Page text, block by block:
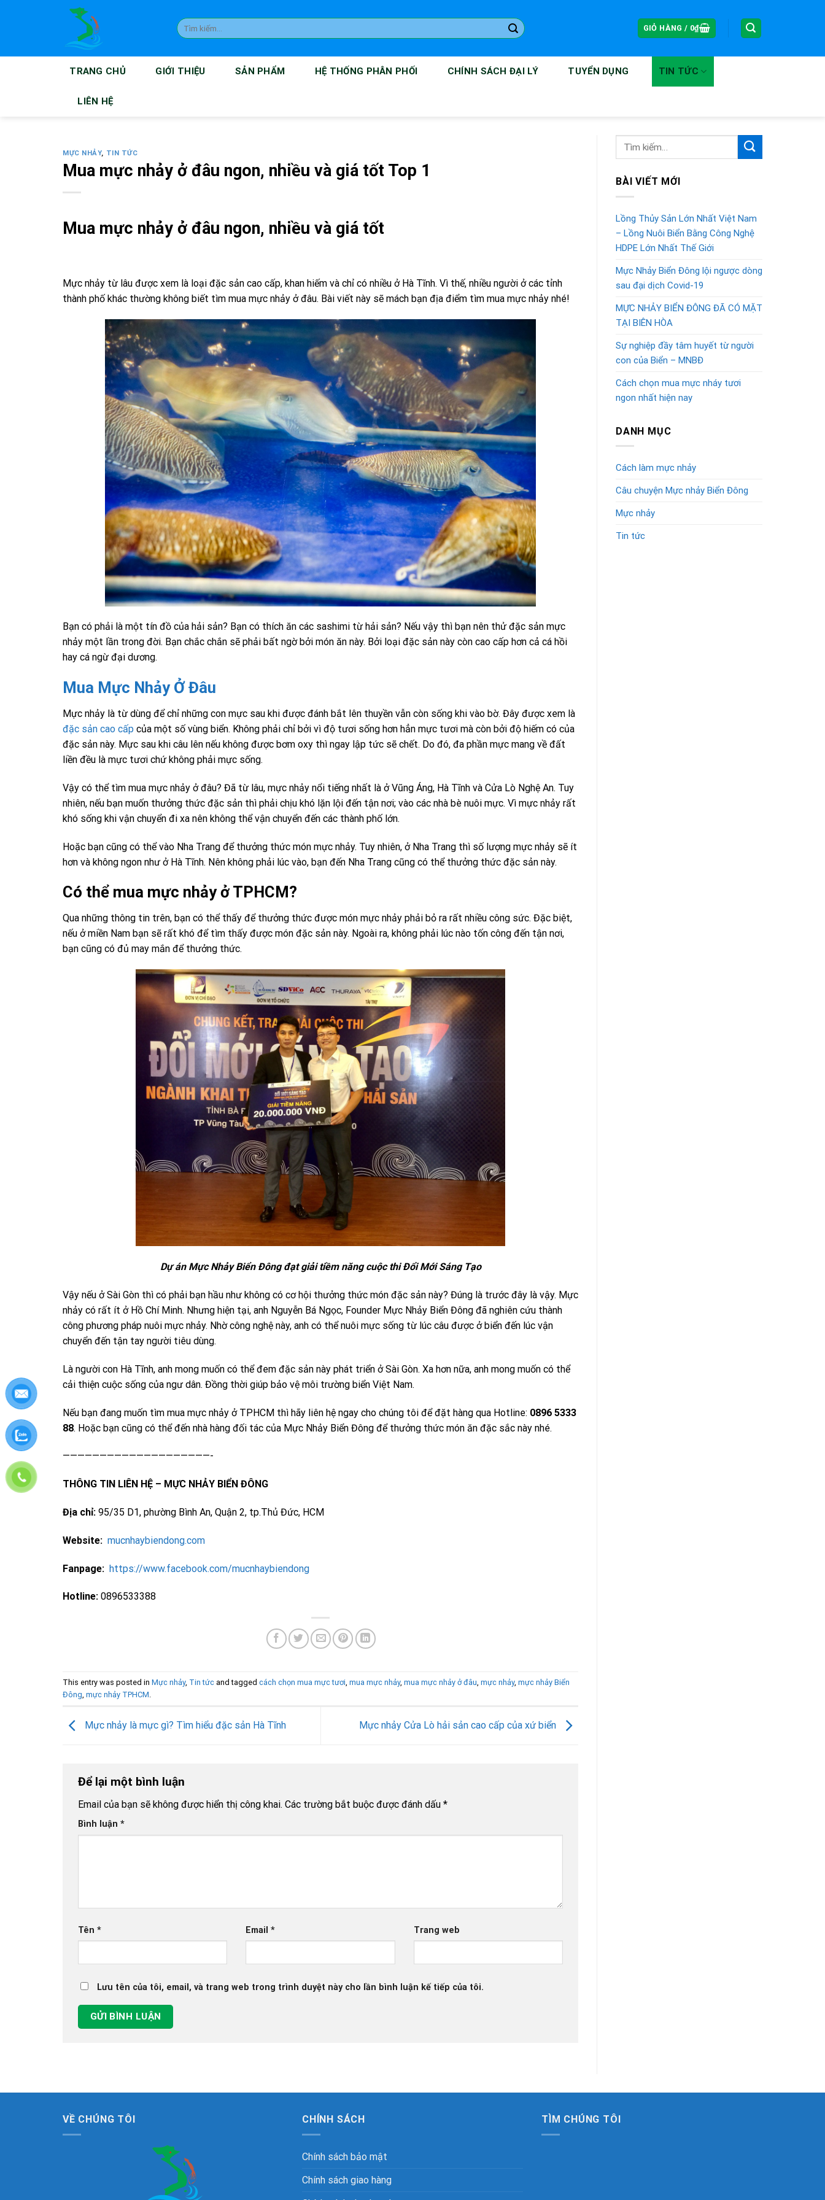
Tìm
kiếm:
GIỎ HÀNG / 0₫
TRANG CHỦ GIỚI THIỆU SẢN PHẨM HỆ THỐNG PHÂN PHỐI CHÍNH SÁCH ĐẠI LÝ TUYỂN DỤNG TIN TỨC
LIÊN HỆ
MỰC NHẢY, TIN TỨC
Mua mực nhảy ở đâu ngon, nhiều và giá tốt Top 1
Mua mực nhảy ở đâu ngon, nhiều và giá tốt
Mực nhảy từ lâu được xem là loại đặc sản cao cấp, khan hiếm và chỉ có nhiều ở Hà Tĩnh. Vì thế, nhiều người ở các tỉnh
thành phố khác thường không biết tìm mua mực nhảy ở đâu. Bài viết này sẽ mách bạn địa điểm tìm mua mực nhảy nhé!
Bạn có phải là một tín đồ của hải sản? Bạn có thích ăn các sashimi từ hải sản? Nếu vậy thì bạn nên thử đặc sản mực
nhảy một lần trong đời. Bạn chắc chắn sẽ phải bất ngờ bởi món ăn này. Bởi loại đặc sản này còn cao cấp hơn cả cá hồi
hay cá ngừ đại dương.
Mua Mực Nhảy Ở Đâu
Mực nhảy là từ dùng để chỉ những con mực sau khi được đánh bắt lên thuyền vẫn còn sống khi vào bờ. Đây được xem là
đặc sản cao cấp của một số vùng biển. Không phải chỉ bởi vì độ tươi sống hơn hẳn mực tươi mà còn bởi độ hiếm có của
đặc sản này. Mực sau khi câu lên nếu không được bơm oxy thì ngay lập tức sẽ chết. Do đó, đa phần mực mang về đất
liền đều là mực tươi chứ không phải mực sống.
Vậy có thể tìm mua mực nhảy ở đâu? Đã từ lâu, mực nhảy nổi tiếng nhất là ở Vũng Áng, Hà Tĩnh và Cửa Lò Nghệ An. Tuy
nhiên, nếu bạn muốn thưởng thức đặc sản thì phải chịu khó lặn lội đến tận nơi; vào các nhà bè nuôi mực. Vì mực nhảy rất
khó sống khi vận chuyển đi xa nên không thể vận chuyển đến các thành phố lớn.
Hoặc bạn cũng có thể vào Nha Trang để thưởng thức món mực nhảy. Tuy nhiên, ở Nha Trang thì số lượng mực nhảy sẽ ít
hơn và không ngon như ở Hà Tĩnh. Nên không phải lúc vào, bạn đến Nha Trang cũng có thể thưởng thức đặc sản này.
Có thể mua mực nhảy ở TPHCM?
Qua những thông tin trên, bạn có thể thấy để thưởng thức được món mực nhảy phải bỏ ra rất nhiều công sức. Đặc biệt,
nếu ở miền Nam bạn sẽ rất khó để tìm thấy được món đặc sản này. Ngoài ra, không phải lúc nào tốn công đến tận nơi,
bạn cũng có đủ may mắn để thưởng thức.
Dự án Mực Nhảy Biển Đông đạt giải tiềm năng cuộc thi Đổi Mới Sáng Tạo
Vậy nếu ở Sài Gòn thì có phải bạn hầu như không có cơ hội thưởng thức món đặc sản này? Đúng là trước đây là vậy. Mực
nhảy có rất ít ở Hồ Chí Minh. Nhưng hiện tại, anh Nguyễn Bá Ngọc, Founder Mực Nhảy Biển Đông đã nghiên cứu thành
công phương pháp nuôi mực nhảy. Nhờ công nghệ này, anh có thể nuôi mực sống từ lúc câu được ở biển đến lúc vận
chuyển đến tận tay người tiêu dùng.
Là người con Hà Tĩnh, anh mong muốn có thể đem đặc sản này phát triển ở Sài Gòn. Xa hơn nữa, anh mong muốn có thể
cải thiện cuộc sống của ngư dân. Đồng thời giúp bảo vệ môi trường biển Việt Nam.
Nếu bạn đang muốn tìm mua mực nhảy ở TPHCM thì hãy liên hệ ngay cho chúng tôi để đặt hàng qua Hotline: 0896 5333
88. Hoặc bạn cũng có thể đến nhà hàng đối tác của Mực Nhảy Biển Đông để thưởng thức món ăn đặc sắc này nhé.
————————————————————-
THÔNG TIN LIÊN HỆ – MỰC NHẢY BIỂN ĐÔNG
Địa chỉ: 95/35 D1, phường Bình An, Quận 2, tp.Thủ Đức, HCM
Website: mucnhaybiendong.com
Fanpage: https://www.facebook.com/mucnhaybiendong
Hotline: 0896533388
This entry was posted in Mực nhảy, Tin tức and tagged cách chọn mua mực tươi mua mực nhảy, mua mực nhảy ở đâu mực nhảy, mực nhảy Biển
Đông mực nhảy TPHCM
Mực nhảy là mực gì? Tìm hiểu đặc sản Hà Tĩnh Mực nhảy Cửa Lò hải sản cao cấp của xứ biển
Để lại một bình luận
Email của bạn sẽ không được hiển thị công khai. Các trường bắt buộc được đánh dấu *
Bình luận *
Tên * Email* Trang web
Lưu tên của tôi, email, và trang web trong trình duyệt này cho lần bình luận kế tiếp của tôi.
BÀI VIẾT MỚI
Lồng Thủy Sản Lớn Nhất Việt Nam
– Lồng Nuôi Biển Bằng Công Nghệ
HDPE Lớn Nhất Thế Giới
Mực Nhảy Biển Đông lội ngược dòng
sau đại dịch Covid-19
MỰC NHẢY BIỂN ĐÔNG ĐÃ CÓ MẶT
TẠI BIÊN HÒA
Sự nghiệp đầy tâm huyết từ người
con của Biển – MNBĐ
Cách chọn mua mực nháy tươi
ngon nhất hiện nay
DANH MỤC
Cách làm mực nhảy
Câu chuyện Mực nhảy Biển Đông
Mực nhảy
Tin tức
VỀ CHÚNG TÔI CHÍNH SÁCH
Chính sách bảo mật
Chính sách giao hàng
TÌM CHÚNG TÔI